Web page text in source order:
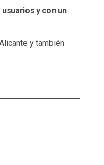
y con un
y también